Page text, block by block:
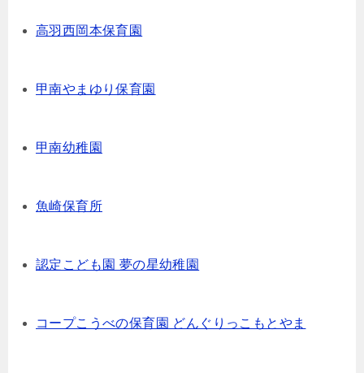
高羽西岡本保育園
甲南やまゆり保育園
甲南幼稚園
魚崎保育所
認定こども園 夢の星幼稚園
コープこうべの保育園 どんぐりっこもとやま